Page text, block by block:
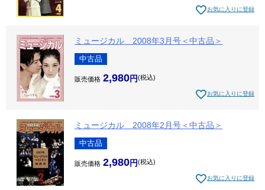
お気に入りに登録
ミュージカル 2008年3月号＜中古品＞
中古品
販売価格 2,980 税込
お気に入りに登録
ミュージカル 2008年2月号＜中古品＞
中古品
販売価格 2,980 税込
お気に入りに登録